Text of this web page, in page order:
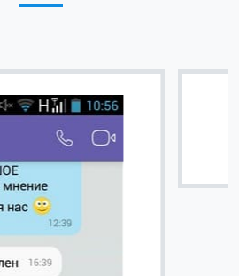
Вячеслав